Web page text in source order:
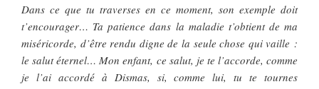
Dans ce que tu traverses en ce moment, son exemple doit
t’encourager… Ta patience dans la maladie t’obtient de ma
miséricorde, d’être rendu digne de la seule chose qui vaille :
le salut éternel… Mon enfant, ce salut, je te l’accorde, comme
je l’ai accordé à Dismas, si, comme lui, tu te tournes